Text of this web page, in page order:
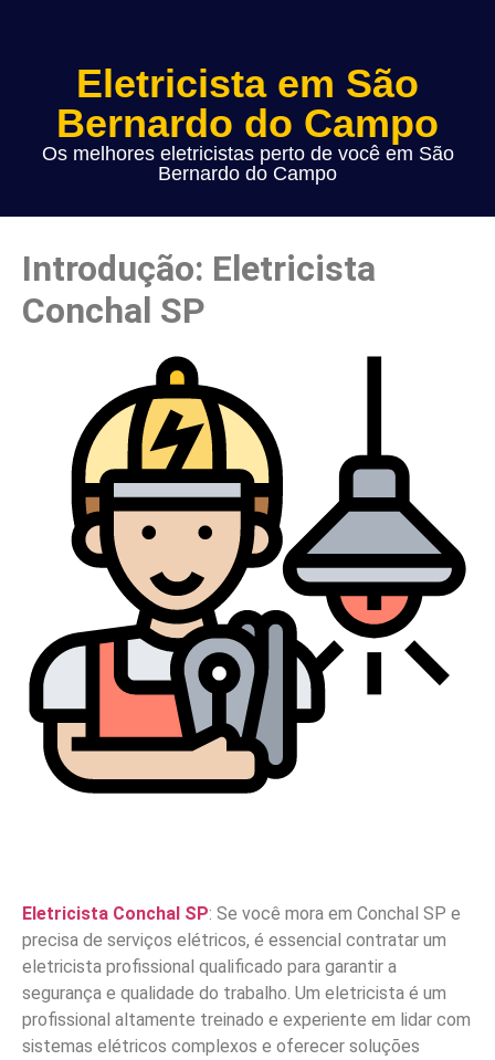
Eletricista em São
Bernardo do Campo
Os melhores eletricistas perto de você em São
Bernardo do Campo
Introdução: Eletricista
Conchal SP
Eletricista Conchal SP: Se você mora em Conchal SP e
precisa de serviços elétricos, é essencial contratar um
eletricista profissional qualificado para garantir a
segurança e qualidade do trabalho. Um eletricista é um
profissional altamente treinado e experiente em lidar com
sistemas elétricos complexos e oferecer soluções